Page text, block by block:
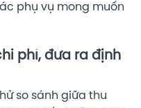
phụ vụ mong muốn
phí, đưa ra định
so sánh giữa thu